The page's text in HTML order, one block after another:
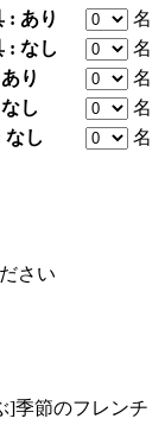
: あり
名
: なし
名
り
名
し
名
なし 名
さい
]季節のフレンチ